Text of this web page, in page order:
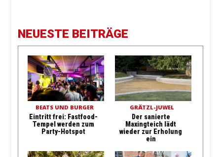
NEUESTE BEITRÄGE
BEATS UND BURGER
Eintritt frei: Fastfood-
Tempel werden zum
Party-Hotspot
GRÄTZL-JUWEL
Der sanierte
Maxingteich lädt
wieder zur Erholung
ein